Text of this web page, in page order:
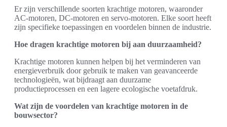
Er zijn verschillende soorten krachtige motoren, waaronder
AC-motoren, DC-motoren en servo-motoren. Elke soort heeft
zijn specifieke toepassingen en voordelen binnen de industrie.
Hoe dragen krachtige motoren bij aan duurzaamheid?
Krachtige motoren kunnen helpen bij het verminderen van
energieverbruik door gebruik te maken van geavanceerde
technologieën, wat bijdraagt aan duurzame
productieprocessen en een lagere ecologische voetafdruk.
Wat zijn de voordelen van krachtige motoren in de
bouwsector?